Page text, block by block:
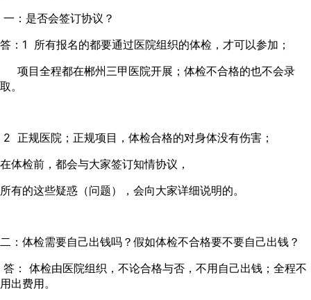
一：是否会签订协议？
答：1 所有报名的都要通过医院组织的体检，才可以参加；
项目全程都在郴州三甲医院开展；体检不合格的也不会录
取。
2 正规医院；正规项目，体检合格的对身体没有伤害；
在体检前，都会与大家签订知情协议，
所有的这些疑惑（问题），会向大家详细说明的。
二：体检需要自己出钱吗？假如体检不合格要不要自己出钱？
答： 体检由医院组织，不论合格与否，不用自己出钱；全程不
用出费用。